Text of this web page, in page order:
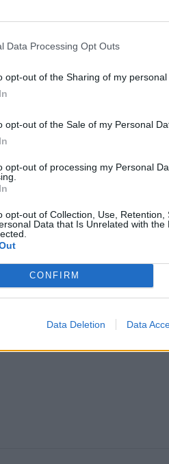
Data Processing Opt Outs
opt-out of the Sharing of my personal
opt-out of the Sale of my Personal
opt-out of processing my Personal
opt-out of Collection, Use, Retention,
Data that Is Unrelated with the
CONFIRM
Data Deletion Data
(01.08.23), ο
τόνισε ότι «η παράταση
Αυγούστου επεκτείνει
δόση του επιδόματος θα